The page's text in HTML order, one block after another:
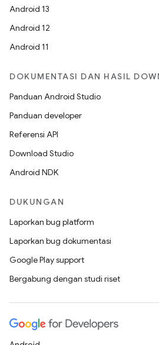
Android 13
Android 12
Android 11
DOKUMENTASI DAN HASIL
Panduan Android Studio
Panduan developer
Referensi API
Download Studio
Android NDK
DUKUNGAN
Laporkan bug platform
Laporkan bug dokumentasi
Google Play support
Bergabung dengan studi riset